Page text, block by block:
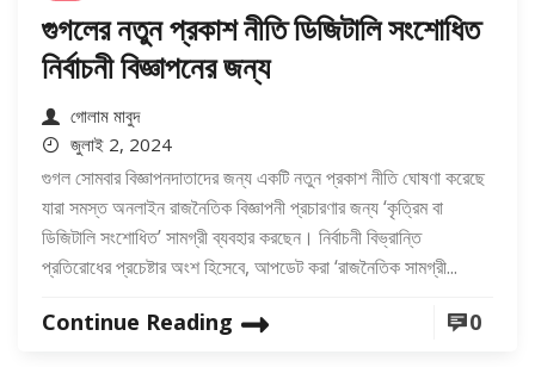
গুগলের নতুন প্রকাশ নীতি ডিজিটালি সংশোধিত
নির্বাচনী বিজ্ঞাপনের জন্য
গোলাম মাবুদ
জুলাই 2, 2024
গুগল সোমবার বিজ্ঞাপনদাতাদের জন্য একটি নতুন প্রকাশ নীতি ঘোষণা করেছে
যারা সমস্ত অনলাইন রাজনৈতিক বিজ্ঞাপনী প্রচারণার জন্য ‘কৃত্রিম বা
ডিজিটালি সংশোধিত’ সামগ্রী ব্যবহার করছেন। নির্বাচনী বিভ্রান্তি
প্রতিরোধের প্রচেষ্টার অংশ হিসেবে, আপডেট করা ‘রাজনৈতিক সামগ্রী...
Continue Reading 0